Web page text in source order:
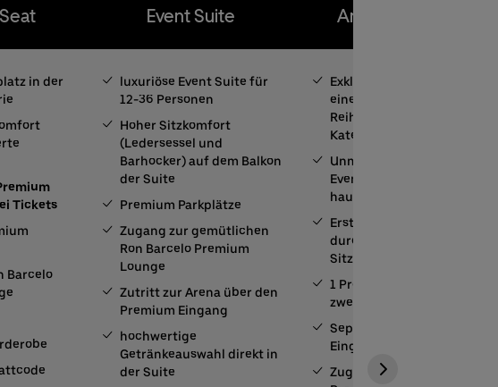
in der
Tickets
Barcelo
Event Suite
luxuriöse Event Suite für
12-36 Personen
Hoher Sitzkomfort
(Ledersessel und
Barhocker) auf dem Balkon
der Suite
Premium Parkplätze
Zugang zur gemütlichen
Ron Barcelo Premium
Lounge
Zutritt zur Arena über den
Premium Eingang
hochwertige
Getränkeauswahl direkt in
der Suite
Amex Front Row
Exklusiver Sitzplatz in
einer der vordersten
Reihen der besten
Kategorie
Unmittelbar an der
Eventfläche, für ein
hautnahes Erlebnis
Erstklassiger Komfort
durch gepolsterte
Sitzflächen
1 Premium Parkplatz je
zwei Tickets
Separater Premium
Eingang
Zugang zur Ron Barcelo